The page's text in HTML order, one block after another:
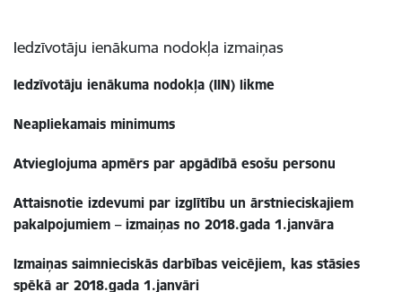
Iedzīvotāju ienākuma nodokļa izmaiņas
Iedzīvotāju ienākuma nodokļa (IIN) likme
Neapliekamais minimums
Atvieglojuma apmērs par apgādībā esošu personu
Attaisnotie izdevumi par izglītību un ārstnieciskajiem
pakalpojumiem – izmaiņas no 2018.gada 1.janvāra
Izmaiņas saimnieciskās darbības veicējiem, kas stāsies
spēkā ar 2018.gada 1.janvāri